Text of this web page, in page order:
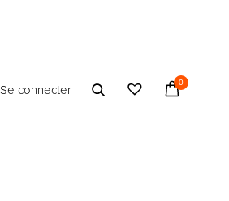
Se connecter
0